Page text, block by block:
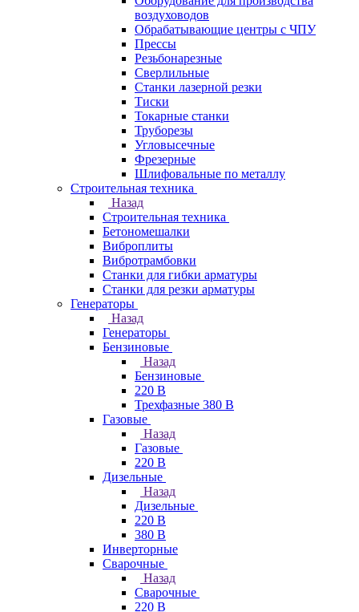
воздуховодов
Обрабатывающие центры с ЧПУ
Прессы
Резьбонарезные
Сверлильные
Станки лазерной резки
Тиски
Токарные станки
Труборезы
Угловысечные
Фрезерные
Шлифовальные по металлу
Строительная техника
Назад
Строительная техника
Бетономешалки
Виброплиты
Вибротрамбовки
Станки для гибки арматуры
Станки для резки арматуры
Генераторы
Назад
Генераторы
Бензиновые
Назад
Бензиновые
220 В
Трехфазные 380 В
Газовые
Назад
Газовые
220 В
Дизельные
Назад
Дизельные
220 В
380 В
Инверторные
Сварочные
Назад
Сварочные
220 В